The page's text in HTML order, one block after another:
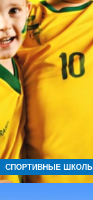
СПОРТИВНЫЕ ШКОЛЫ